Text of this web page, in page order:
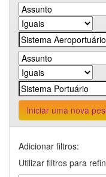
Iniciar uma nova
Adicionar filtros:
Utilizar filtros para